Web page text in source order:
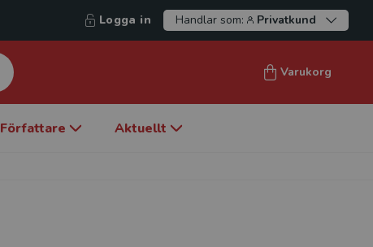
Logga in Handlar som: Privatkund
Varukorg
Författare Aktuellt